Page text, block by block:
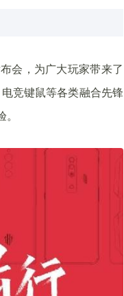
会，为广大玩家带来了
竞键鼠等各类融合先锋
。